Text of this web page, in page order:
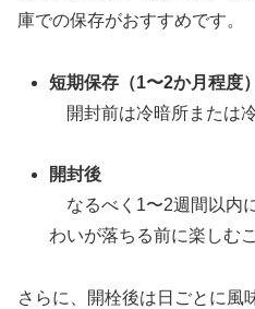
庫での保存がおすすめです。
短期保存（1〜2か月程度）
開封前は冷暗所または冷
開封後
なるべく1〜2週間以内
わいが落ちる前に楽しむ
さらに、開栓後は日ごとに風